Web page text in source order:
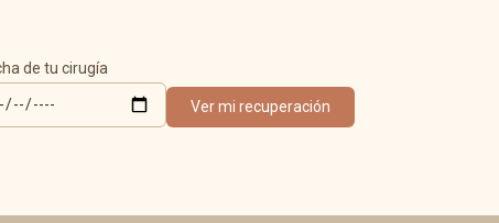
de tu cirugía
Ver mi recuperación